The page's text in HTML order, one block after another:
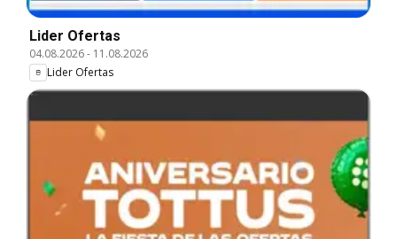
Lider Ofertas
04.08.2026- 11.08.2026
Lider Ofertas